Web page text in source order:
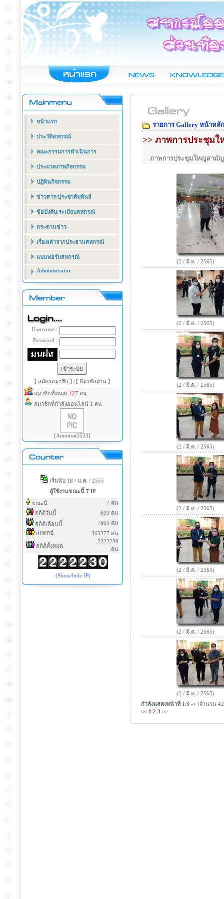
หน้าแรก
ประวัติสหกรณ์
คณะกรรมการดำเนินการ
ประมวลภาพกิจกรรม
ปฏิทินกิจกรรม
ข่าวสาร/ประชาสัมพันธ์
ข้อบังคับ/ระเบียบสหกรณ์
กระดานข่าว
เรื่องเล่าจากประธานสหกรณ์
แบบฟอร์มสหกรณ์
Administrator
Username :
Password :
[ สมัครสมาชิก ] | [ ลืมรหัสผ่าน ]
สมาชิกทั้งหมด 127 คน
สมาชิกที่กำลังออนไลน์ 1 คน
[Amonrat2523]
เริ่มนับ 18 / ม.ค. / 2555
ผู้ใช้งานขณะนี้ 7IP
ขณะนี้
7 คน
สถิติวันนี้
699 คน
สถิติเดือนนี้
7803 คน
สถิติปีนี้
363377 คน
สถิติทั้งหมด
2222230
คน
(Show/hide IP)
รายการ Gallery หน้าหลัก
>> ภาพการประชุม
ภาพการประชุมใหญ่สามัญ
(2 / มี.ค. / 2565)
(2 / มี.ค. / 2565)
(2 / มี.ค. / 2565)
(2 / มี.ค. / 2565)
(2 / มี.ค. / 2565)
(2 / มี.ค. / 2565)
(2 / มี.ค. / 2565)
(2 / มี.ค. / 2565)
กำลังแสดงหน้าที่ 1/3 -> [จำนวน
<< 1 2 3 >>